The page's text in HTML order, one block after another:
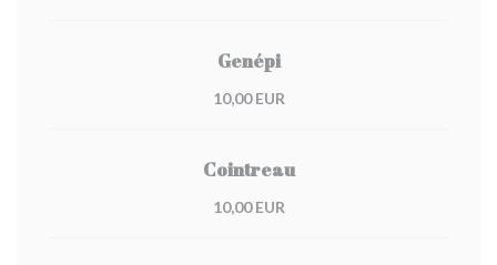
Genépi
10,00 EUR
Cointreau
10,00 EUR